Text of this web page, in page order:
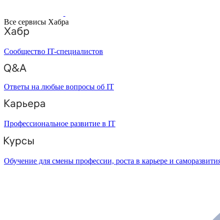
Все сервисы Хабра
Сообщество IT-специалистов
Ответы на любые вопросы об IT
Профессиональное развитие в IT
Обучение для смены профессии, роста в карьере и